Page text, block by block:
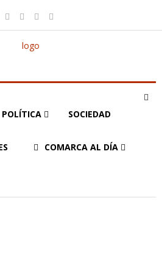
POLÍTICA SOCIEDAD
COMARCA AL DÍA